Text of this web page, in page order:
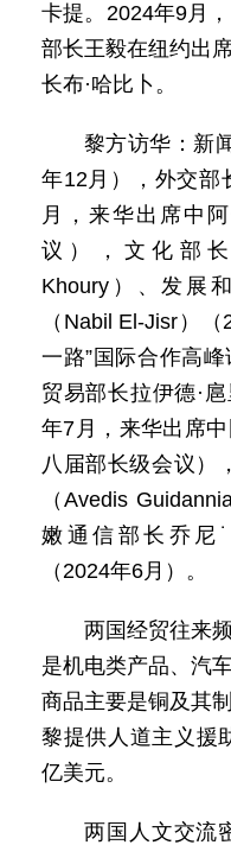
卡提。2024年9月
部长王毅在纽约出
长布·哈比卜。
黎方访华：新
年12月），外交部
月，来华出席中
议），文化部
Khoury）、发展
（Nabil El-Jisr）
一路”国际合作高
贸易部长拉伊德·
年7月，来华出席
八届部长级会议）
（Avedis
嫩通信部长乔尼˙
（2024年6月）。
两国经贸往来
是机电类产品、汽
商品主要是铜及其
黎提供人道主义援
亿美元。
两国人文交流